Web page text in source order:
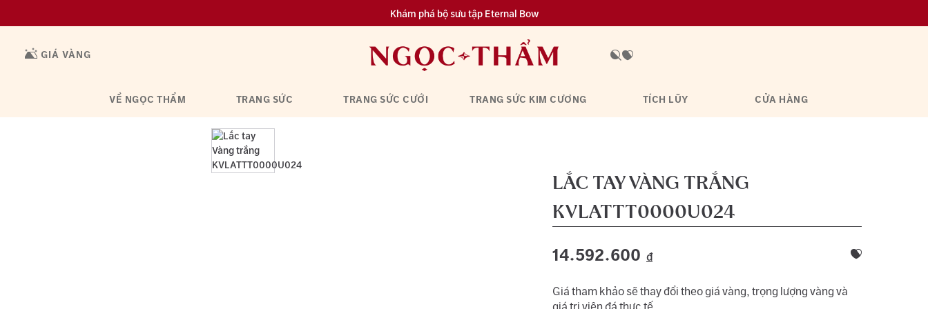
Khám phá bộ sưu tập Eternal Bow
Đa dạng lựa chọn tích luỹ từ 0.1 chỉ vàng 999.9
GIÁ VÀNG
VỀ NGỌC THẨM TRANG SỨC TRANG SỨC CƯỚI TRANG SỨC KIM CƯƠNG TÍCH LŨY CỬA HÀNG
LẮC TAY VÀNG TRẮNG
KVLATTT0000U024
14.592.600 đ
Giá tham khảo sẽ thay đổi theo giá vàng, trọng lượng vàng và